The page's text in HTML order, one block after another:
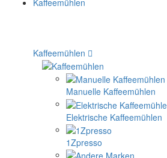
Kaffeemühlen
Manuelle Kaffeemühlen
Elektrische Kaffeemühlen
1Zpresso